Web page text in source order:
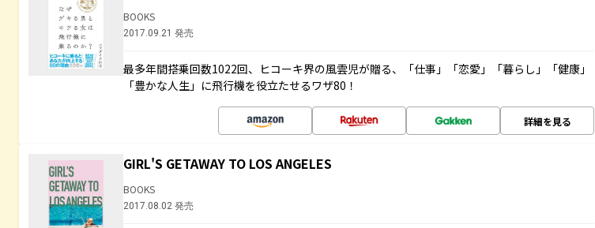
BOOKS
2017.09.21 発売
最多年間搭乗回数1022回、ヒコーキ界の風雲児が贈る、「仕事」「恋愛」「暮らし」「健康」
「豊かな人生」に飛行機を役立たせるワザ80！
詳細を見る
GIRL'S GETAWAY TO LOS ANGELES
BOOKS
2017.08.02 発売